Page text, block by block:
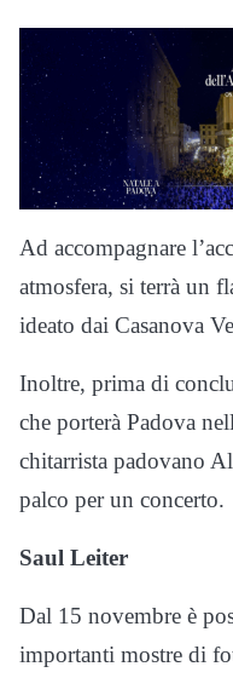
Ad accompagnare
atmosfera, si terrà un
ideato dai Casanova
Inoltre, prima di
che porterà Padova
chitarrista padovano
palco per un concerto.
Saul Leiter
Dal 15 novembre è
importanti mostre di